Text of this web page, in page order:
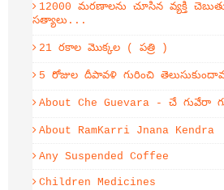
12000 మరణాలను చూసిన వ్యక్తి
సత్యాలు...
21 రకాల మొక్కల ( పత్రి )
5 రోజుల దీపావళి గురించి
About Che Guevara - చే గువేరా
About RamKarri Jnana Kendra
Any Suspended Coffee
Children Medicines